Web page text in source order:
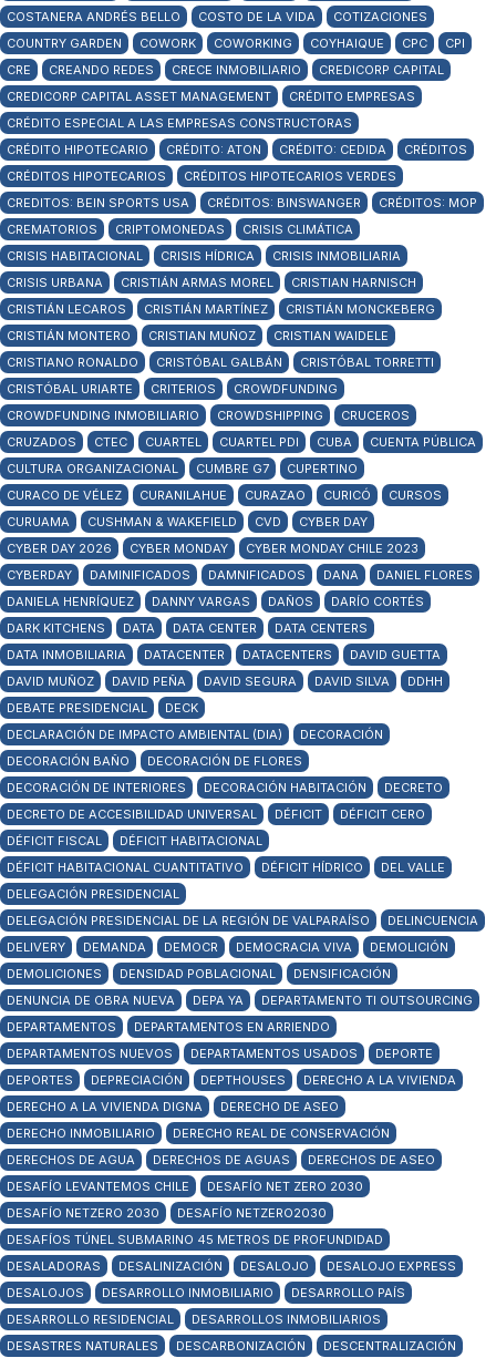
COSTANERA ANDRÉS BELLO
COSTO DE LA VIDA
COTIZACIONES
COUNTRY GARDEN
COWORK COWORKING COYHAIQUE CPC
CPI
CRE
CREANDO REDES CRECE INMOBILIARIO
CREDICORP CAPITAL
CREDICORP CAPITAL ASSET MANAGEMENT
CRÉDITO EMPRESAS
CRÉDITO ESPECIAL A LAS EMPRESAS CONSTRUCTORAS
CRÉDITO HIPOTECARIO
CRÉDITO: ATON CRÉDITO: CEDIDA
CRÉDITOS
CRÉDITOS HIPOTECARIOS
CRÉDITOS HIPOTECARIOS VERDES
CREDITOS: BEIN SPORTS USA
CRÉDITOS: BINSWANGER
CRÉDITOS: MOP
CREMATORIOS
CRIPTOMONEDAS
CRISIS CLIMÁTICA
CRISIS HABITACIONAL
CRISIS HÍDRICA
CRISIS INMOBILIARIA
CRISIS URBANA
CRISTIÁN ARMAS MOREL
CRISTIAN HARNISCH
CRISTIÁN LECAROS
CRISTIÁN MARTÍNEZ
CRISTIÁN MONCKEBERG
CRISTIÁN MONTERO
CRISTIAN MUÑOZ
CRISTIAN WAIDELE
CRISTIANO RONALDO
CRISTÓBAL GALBÁN
CRISTÓBAL TORRETTI
CRISTÓBAL URIARTE
CRITERIOS
CROWDFUNDING
CROWDFUNDING INMOBILIARIO
CROWDSHIPPING
CRUCEROS
CRUZADOS
CTEC CUARTEL CUARTEL PDI CUBA
CUENTA PÚBLICA
CULTURA ORGANIZACIONAL
CUMBRE G7
CUPERTINO
CURACO DE VÉLEZ
CURANILAHUE CURAZAO CURICÓ
CURSOS
CURUAMA
CUSHMAN & WAKEFIELD CVD
CYBER DAY
CYBER DAY 2026
CYBER MONDAY
CYBER MONDAY CHILE 2023
CYBERDAY
DAMINIFICADOS DAMNIFICADOS DANA
DANIEL FLORES
DANIELA HENRÍQUEZ
DANNY VARGAS DAÑOS
DARÍO CORTÉS
DARK KITCHENS
DATA DATA CENTER
DATA CENTERS
DATA INMOBILIARIA
DATACENTER DATACENTERS
DAVID GUETTA
DAVID MUÑOZ
DAVID PEÑA DAVID SEGURA DAVID SILVA
DDHH
DEBATE PRESIDENCIAL
DECK
DECLARACIÓN DE IMPACTO AMBIENTAL (DIA)
DECORACIÓN
DECORACIÓN BAÑO
DECORACIÓN DE FLORES
DECORACIÓN DE INTERIORES
DECORACIÓN HABITACIÓN
DECRETO
DECRETO DE ACCESIBILIDAD UNIVERSAL
DÉFICIT
DÉFICIT CERO
DÉFICIT FISCAL
DÉFICIT HABITACIONAL
DÉFICIT HABITACIONAL CUANTITATIVO
DÉFICIT HÍDRICO
DEL VALLE
DELEGACIÓN PRESIDENCIAL
DELEGACIÓN PRESIDENCIAL DE LA REGIÓN DE VALPARAÍSO
DELINCUENCIA
DELIVERY
DEMANDA DEMOCR DEMOCRACIA VIVA
DEMOLICIÓN
DEMOLICIONES
DENSIDAD POBLACIONAL
DENSIFICACIÓN
DENUNCIA DE OBRA NUEVA
DEPA YA
DEPARTAMENTO TI OUTSOURCING
DEPARTAMENTOS
DEPARTAMENTOS EN ARRIENDO
DEPARTAMENTOS NUEVOS
DEPARTAMENTOS USADOS
DEPORTE
DEPORTES
DEPRECIACIÓN DEPTHOUSES
DERECHO A LA VIVIENDA
DERECHO A LA VIVIENDA DIGNA
DERECHO DE ASEO
DERECHO INMOBILIARIO
DERECHO REAL DE CONSERVACIÓN
DERECHOS DE AGUA
DERECHOS DE AGUAS
DERECHOS DE ASEO
DESAFÍO LEVANTEMOS CHILE
DESAFÍO NET ZERO 2030
DESAFÍO NETZERO 2030
DESAFÍO NETZERO2030
DESAFÍOS TÚNEL SUBMARINO 45 METROS DE PROFUNDIDAD
DESALADORAS
DESALINIZACIÓN DESALOJO
DESALOJO EXPRESS
DESALOJOS
DESARROLLO INMOBILIARIO
DESARROLLO PAÍS
DESARROLLO RESIDENCIAL
DESARROLLOS INMOBILIARIOS
DESASTRES NATURALES
DESCARBONIZACIÓN
DESCENTRALIZACIÓN